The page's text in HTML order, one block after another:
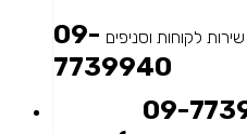
שירות לקוחות וסניפים 09-
7739940
09-